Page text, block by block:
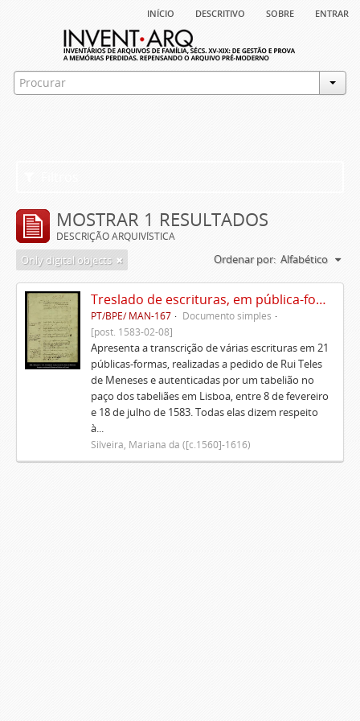
início descritivo sobre entrar
MOSTRAR 1 RESULTADOS
DESCRIÇÃO ARQUIVÍSTICA
Only digital objects Ordenar por: Alfabético
Treslado de escrituras, em pública-forma, de Rui Teles de Meneses
PT/BPE/ MAN-167
Documento simples
[post. 1583-02-08]
Apresenta a transcrição de várias escrituras em 21
públicas-formas, realizadas a pedido de Rui Teles
de Meneses e autenticadas por um tabelião no
paço dos tabeliães em Lisboa, entre 8 de fevereiro
e 18 de julho de 1583. Todas elas dizem respeito
à...
Silveira, Mariana da ([c.1560]-1616)